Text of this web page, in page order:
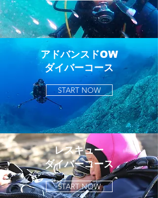
アドバンスドOW
​ダイバーコース
START NOW
レスキュー
​ダイバーコース
START NOW